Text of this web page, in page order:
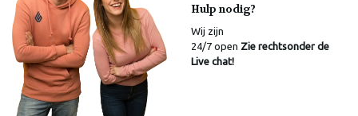
Hulp nodig?
Wij zijn
24/7 open Zie rechtsonder de
Live chat!